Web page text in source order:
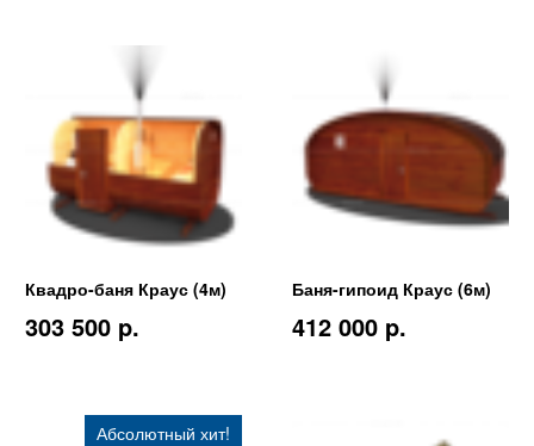
Квадро-баня Краус (4м)
303 500 p.
Баня-гипоид Краус (6м)
412 000 p.
Абсолютный хит!